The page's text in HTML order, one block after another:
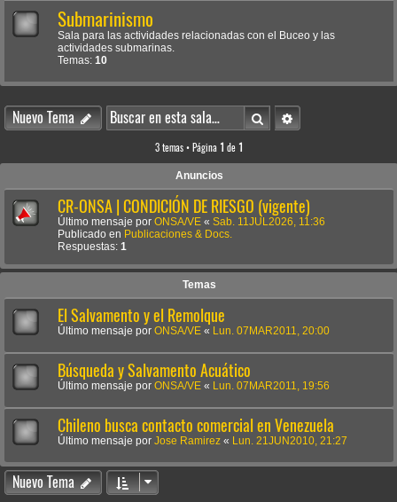
Submarinismo
Sala para las actividades relacionadas con el Buceo y las
actividades submarinas.
Temas: 10
Nuevo Tema BuscarBúsqueda avanzada
3 temas • Página 1 de 1
Anuncios
CR-ONSA | CONDICIÓN DE RIESGO (vigente)
Último mensaje por ONSA/VE « Sab. 11JUL2026, 11:36
Publicado en Publicaciones & Docs.
Respuestas: 1
Temas
El Salvamento y el Remolque
Último mensaje por ONSA/VE « Lun. 07MAR2011, 20:00
Búsqueda y Salvamento Acuático
Último mensaje por ONSA/VE « Lun. 07MAR2011, 19:56
Chileno busca contacto comercial en Venezuela
Último mensaje por Jose Ramirez « Lun. 21JUN2010, 21:27
Nuevo Tema